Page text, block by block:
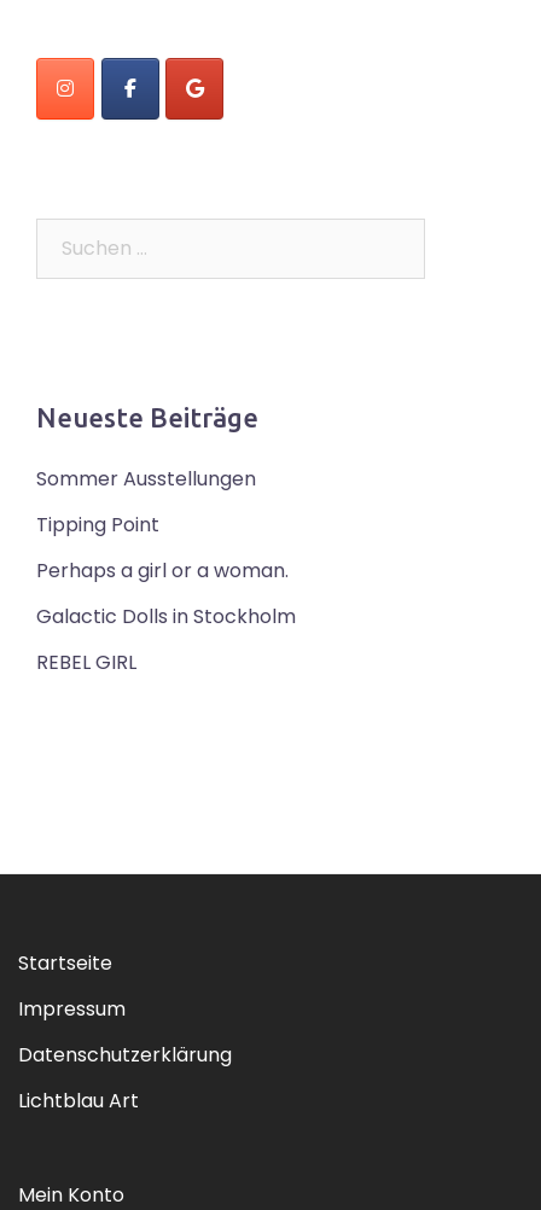
Suchen
Neueste Beiträge
Sommer Ausstellungen
Tipping Point
Perhaps a girl or a woman.
Galactic Dolls in Stockholm
REBEL GIRL
Startseite
Impressum
Datenschutzerklärung
Lichtblau Art
Mein Konto